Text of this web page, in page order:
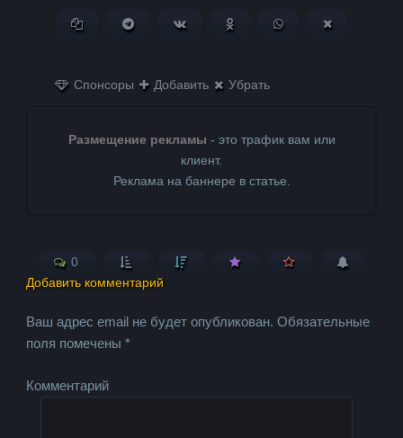
Копировать ссылкуПоделиться в Telegram
Поделиться ВКонтактеПоделиться в
Поделиться в
Спонсоры Добавить Убрать
Размещение рекламы - это трафик вам или
клиент.
Реклама на баннере в статье.
0
Добавить комментарий
Ваш адрес email не будет опубликован. Обязательные
поля помечены*
Комментарий